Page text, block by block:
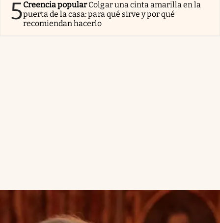
5Creencia popularColgar una cinta amarilla en la
puerta de la casa: para qué sirve y por qué
recomiendan hacerlo